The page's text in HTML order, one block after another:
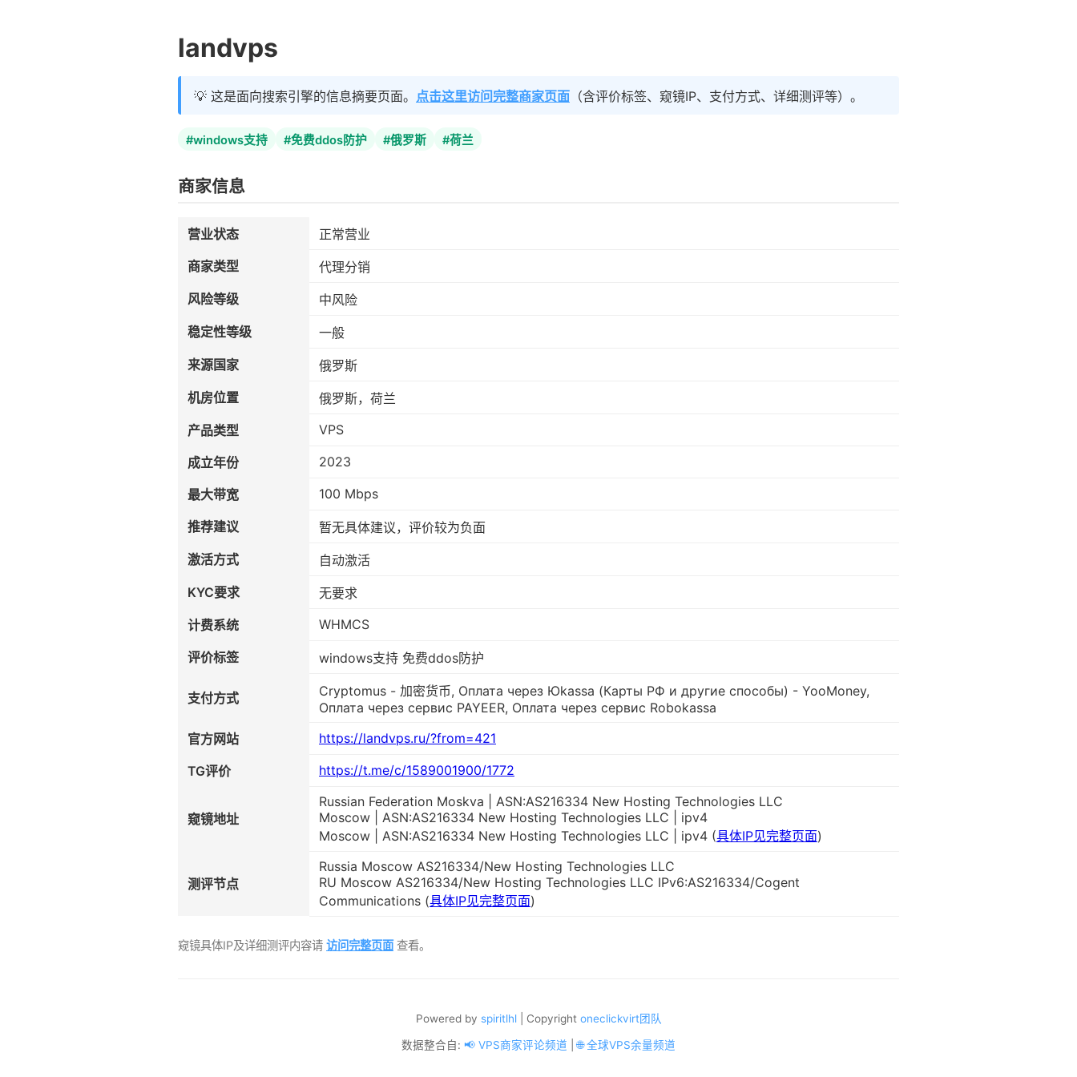
landvps
💡 这是面向搜索引擎的信息摘要页面。 点击这里访问完整商家页面 （含评价标签、窥镜IP、支付方式、详细测评等）。
#windows支持 #免费ddos防护 #俄罗斯 #荷兰
商家信息
营业状态
正常营业
商家类型
代理分销
风险等级
中风险
稳定性等级
一般
来源国家
俄罗斯
机房位置
俄罗斯，荷兰
产品类型
VPS
成立年份 2023
最大带宽 100 Mbps
推荐建议
暂无具体建议，评价较为负面
激活方式
自动激活
KYC要求
无要求
计费系统
WHMCS
评价标签 windows支持 免费ddos防护
支付方式
Cryptomus - 加密货币, Оплата через Юkassa (Карты РФ и другие способы) - YooMoney,
Оплата через сервис PAYEER, Оплата через сервис Robokassa
官方网站
https://landvps.ru/?from=421
TG评价 https://t.me/c/1589001900/1772
窥镜地址
Russian Federation Moskva | ASN:AS216334 New Hosting Technologies LLC
Moscow | ASN:AS216334 New Hosting Technologies LLC | ipv4
Moscow | ASN:AS216334 New Hosting Technologies LLC | ipv4 (具体IP见完整页面)
测评节点
Russia Moscow AS216334/New Hosting Technologies LLC
RU Moscow AS216334/New Hosting Technologies LLC IPv6:AS216334/Cogent
Communications (具体IP见完整页面)
窥镜具体IP及详细测评内容请 访问完整页面查看。
Powered by spiritlhl| Copyright oneclickvirt团队
数据整合自: 📢 VPS商家评论频道 |🌐 全球VPS余量频道